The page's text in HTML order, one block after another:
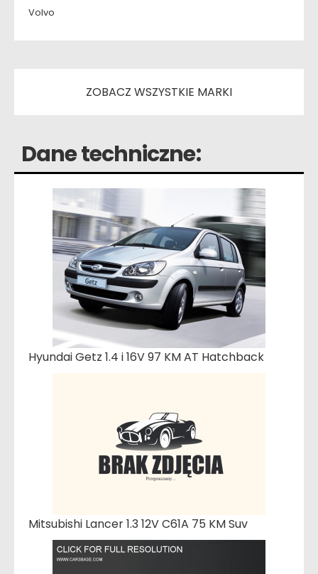
Volvo
ZOBACZ WSZYSTKIE MARKI
Dane techniczne:
Hyundai Getz 1.4 i 16V 97 KM AT Hatchback
Mitsubishi Lancer 1.3 12V C61A 75 KM Suv